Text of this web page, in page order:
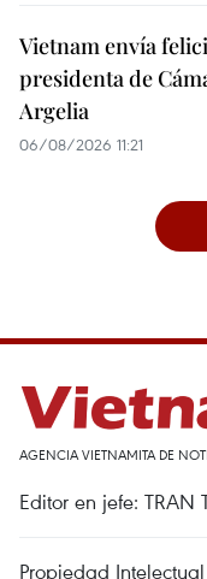
Vietnam envía
presidenta de
Argelia
06/08/2026 11:21
AGENCIA VIETNAMITA DE
Editor en jefe: TRAN
Propiedad Intelectual